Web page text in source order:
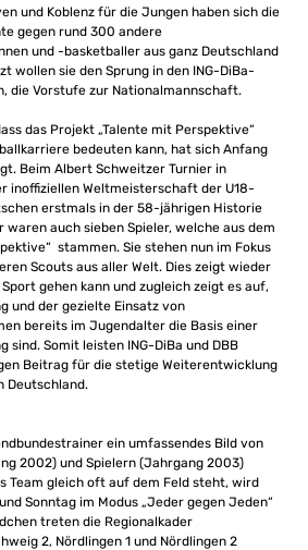
und Koblenz für die Jungen haben sich die
gegen rund 300 andere
und -basketballer aus ganz Deutschland
wollen sie den Sprung in den ING-DiBa-
die Vorstufe zur Nationalmannschaft.
das Projekt „Talente mit Perspektive“
bedeuten kann, hat sich Anfang
Beim Albert Schweitzer Turnier in
inoffiziellen Weltmeisterschaft der U18-
erstmals in der 58-jährigen Historie
auch sieben Spieler, welche aus dem
stammen. Sie stehen nun im Fokus
Scouts aus aller Welt. Dies zeigt wieder
gehen kann und zugleich zeigt es auf,
und der gezielte Einsatz von
bereits im Jugendalter die Basis einer
sind. Somit leisten ING-DiBa und DBB
Beitrag für die stetige Weiterentwicklung
Deutschland.
ein umfassendes Bild von
2002) und Spielern (Jahrgang 2003)
Team gleich oft auf dem Feld steht, wird
Sonntag im Modus „Jeder gegen Jeden“
treten die Regionalkader
2, Nördlingen 1 und Nördlingen 2